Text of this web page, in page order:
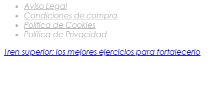
Aviso Legal
Condiciones de compra
Política de Cookies
Política de Privacidad
Tren superior: los mejores ejercicios para fortalecerlo